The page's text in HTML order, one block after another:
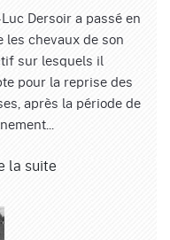
Dersoir a passé en
les chevaux de son
sur lesquels il
pour la reprise des
après la période de
la suite